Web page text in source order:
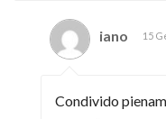
iano 15
Condivido